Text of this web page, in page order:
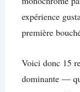
expérience
première
Voici donc 15
dominante —